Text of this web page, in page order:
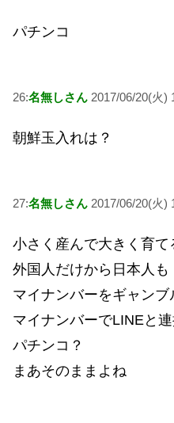
パチンコ
26:名無しさん 2017/06/20(火)
朝鮮玉入れは？
27:名無しさん 2017/06/20(火)
小さく産んで大きく育て
外国人だけから日本人も
マイナンバーをギャンブ
マイナンバーでLINEと連
パチンコ？
まあそのままよね